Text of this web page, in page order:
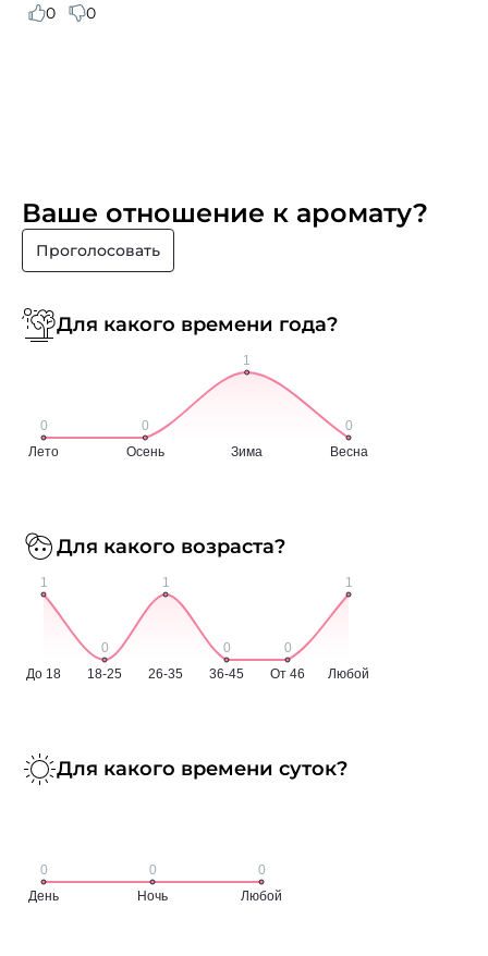
0 0
Ваше отношение к аромату?
Проголосовать
Для какого времени года?
Для какого возраста?
Для какого времени суток?